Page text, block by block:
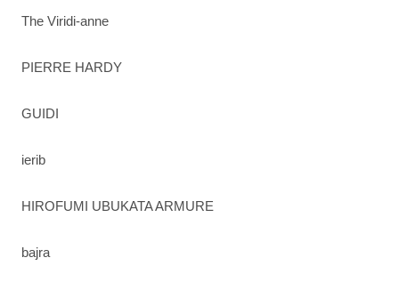
The Viridi-anne
PIERRE HARDY
GUIDI
ierib
HIROFUMI UBUKATA ARMURE
bajra